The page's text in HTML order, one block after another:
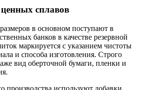
сплавов
в основном поступают в
банков в качестве резервной
маркируется с указанием чистоты
и способа изготовления. Строго
вид оберточной бумаги, пленки и
используют добавки,